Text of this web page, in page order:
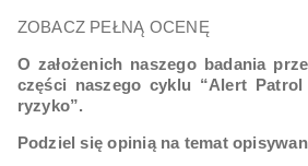
ZOBACZ PEŁNĄ OCENĘ
O założenich naszego badania
części naszego cyklu “Alert
ryzyko”.
Podziel się opinią na temat